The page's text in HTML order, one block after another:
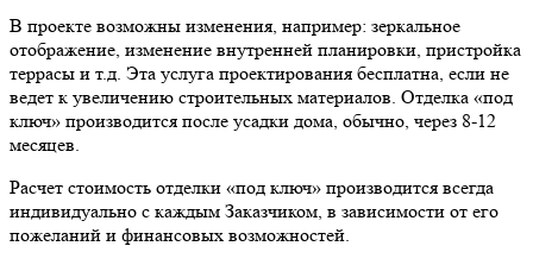
В проекте возможны изменения, например: зеркальное
отображение, изменение внутренней планировки, пристройка
террасы и т.д. Эта услуга проектирования бесплатна, если не
ведет к увеличению строительных материалов. Отделка «под
ключ» производится после усадки дома, обычно, через 8-12
месяцев.
Расчет стоимость отделки «под ключ» производится всегда
индивидуально с каждым Заказчиком, в зависимости от его
пожеланий и финансовых возможностей.